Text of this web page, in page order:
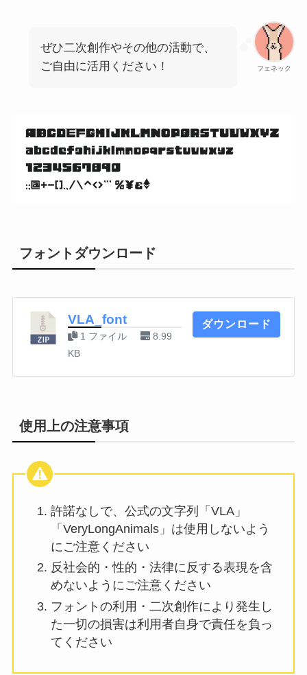
フェネック
ぜひ二次創作やその他の活動で、
ご自由に活用ください！
フォントダウンロード
VLA_font
1 ファイル
8.99
KB
ダウンロード
使用上の注意事項
許諾なしで、公式の文字列「VLA」
「VeryLongAnimals」は使用しないよう
にご注意ください
反社会的・性的・法律に反する表現を含
めないようにご注意ください
フォントの利用・二次創作により発生し
た一切の損害は利用者自身で責任を負っ
てください